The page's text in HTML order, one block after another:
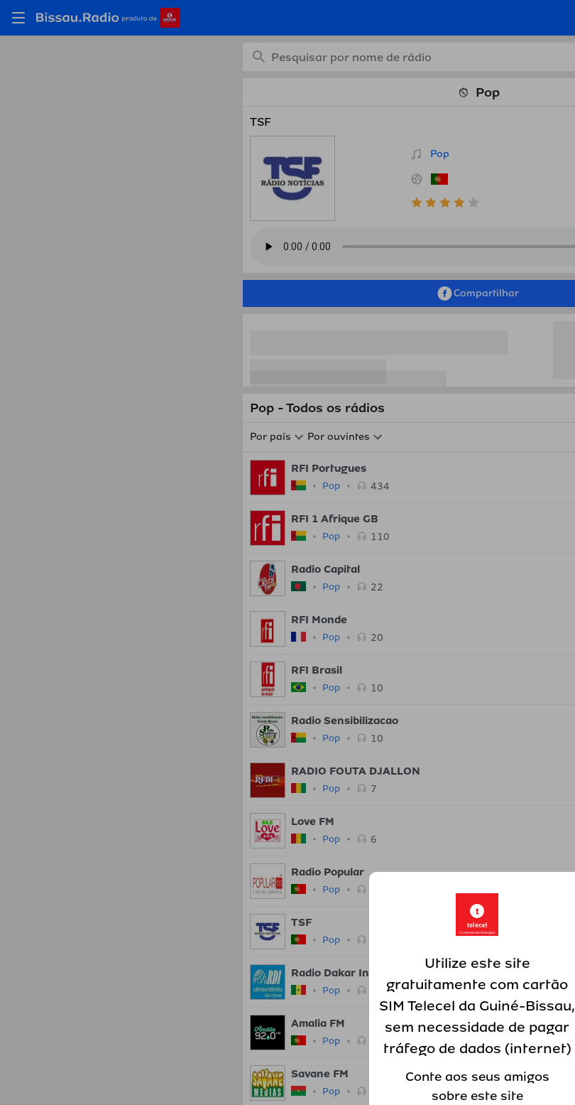
Pop
TSF
Pop
Compartilhar
Pop - Todos os rádios
Por país Por ouvintes
RFI Portugues
Pop 434
RFI 1 Afrique GB
Pop 110
Radio Capital
Pop 22
RFI Monde
Pop 20
RFI Brasil
Pop 10
Radio Sensibilizacao
Pop 10
RADIO FOUTA DJALLON
Pop 7
Love FM
Pop 6
Radio Popular
Pop
TSF
Pop
Radio Dakar Internationale
Pop
Amalia FM
Pop
Savane FM
Pop
t
telecel
Conectando Energias
Utilize este site
gratuitamente com cartão
SIM Telecel da Guiné-Bissau,
sem necessidade de pagar
tráfego de dados (internet)
Conte aos seus amigos
sobre este site